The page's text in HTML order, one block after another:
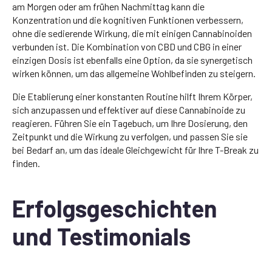
am Morgen oder am frühen Nachmittag kann die
Konzentration und die kognitiven Funktionen verbessern,
ohne die sedierende Wirkung, die mit einigen Cannabinoiden
verbunden ist. Die Kombination von CBD und CBG in einer
einzigen Dosis ist ebenfalls eine Option, da sie synergetisch
wirken können, um das allgemeine Wohlbefinden zu steigern.
Die Etablierung einer konstanten Routine hilft Ihrem Körper,
sich anzupassen und effektiver auf diese Cannabinoide zu
reagieren. Führen Sie ein Tagebuch, um Ihre Dosierung, den
Zeitpunkt und die Wirkung zu verfolgen, und passen Sie sie
bei Bedarf an, um das ideale Gleichgewicht für Ihre T-Break zu
finden.
Erfolgsgeschichten
und Testimonials